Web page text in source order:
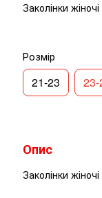
Заколінки
Розмір
21-23
Опис
Заколінки